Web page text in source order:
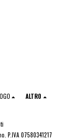
P.IVA 07580341217
ALTRO